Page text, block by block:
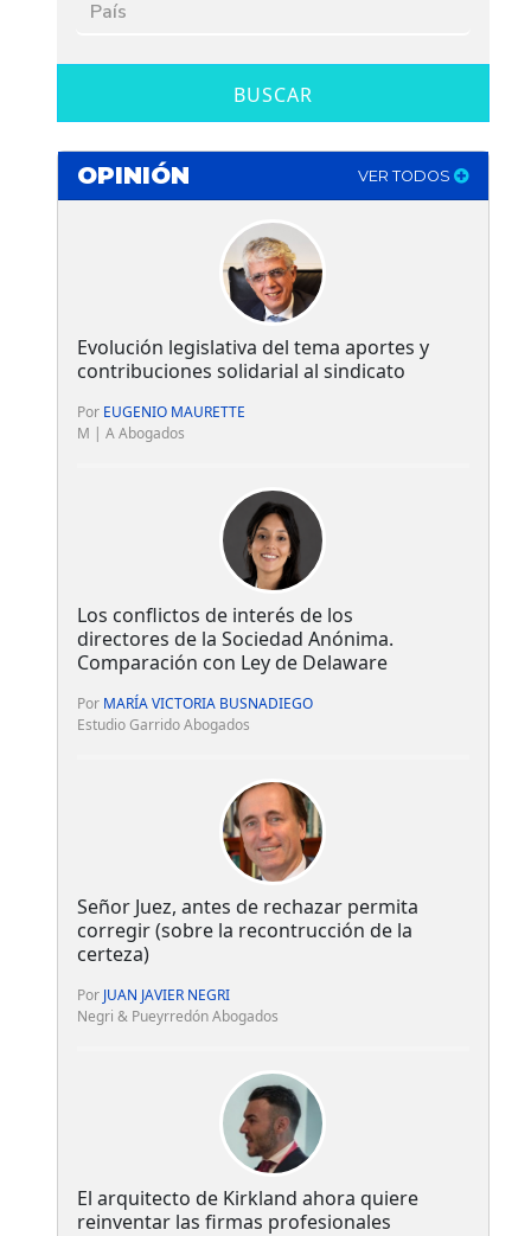
BUSCAR
OPINIÓN VER TODOS
Evolución legislativa del tema aportes y
contribuciones solidarial al sindicato
Por EUGENIO MAURETTE
M | A Abogados
Los conflictos de interés de los
directores de la Sociedad Anónima.
Comparación con Ley de Delaware
Por MARÍA VICTORIA BUSNADIEGO
Estudio Garrido Abogados
Señor Juez, antes de rechazar permita
corregir (sobre la recontrucción de la
certeza)
Por JUAN JAVIER NEGRI
Negri & Pueyrredón Abogados
El arquitecto de Kirkland ahora quiere
reinventar las firmas profesionales